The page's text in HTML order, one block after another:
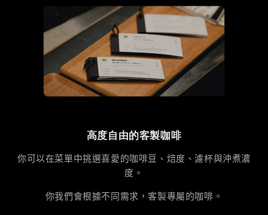
高度自由的客製咖啡
你可以在菜單中挑選喜愛的咖啡豆、焙度、濾杯與沖煮濃
度。
你我們會根據不同需求，客製專屬的咖啡。